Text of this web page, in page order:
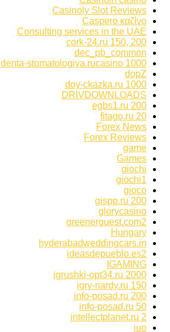
Casinoly Slot Reviews
Caspero καζίνο
Consulting services in the UAE
cork-24.ru 150, 200
dec_pb_common
denta-stomatologiya.rucasino 1000
dopZ
doy-ckazka.ru 1000
DRIVDOWNLOADS
egbs1.ru 200
fitago.ru 20
Forex News
Forex Reviews
game
Games
giochi
giochi1
gioco
gispp.ru 200
glorycasino
greenerguest.com2
Hungary
hyderabadweddingcars.in
ideasdepueblo.es2
IGAMING
igrushki-opt34.ru 2000
igry-nardy.ru 150
info-posad.ru 200
info-posad.ru 50
intellectplanet.ru 2
iuo